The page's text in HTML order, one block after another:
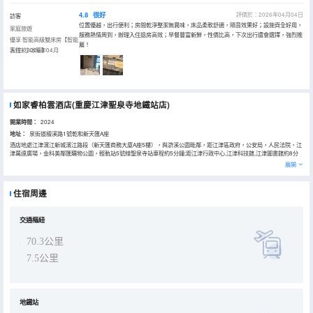
訪客
家庭旅遊
優享·智能高級雙床房【智能
客控+小冰箱】
入住於2026年04月
4.8 很好
評價於：2026年04月04日
位置優越，出行便利；房間乾淨整潔無異味，床品柔軟舒適，隔音效果好；設施齊全好用，
服務熱情周到，辦理入住退房高效；早餐豐富新鮮，性價比高，下次出行還會選擇，強烈推
薦！
如家睿柏雲酒店(重慶江津聖泉寺地鐵站店)
開業時間： 2024
地址：
泉街道檀溪路1號乾和新天匯A座
酒店地處江津濱江新城濱江路段（新天匯商務大廈A座5樓），與滸溪公園毗鄰，距江津區政府，公安局，人民法院，江
津萬達廣場，金科美鄰匯購物公園，輕軌站5號線聖泉寺站車程約5分鐘;距江津行政中心,江津科技館,江津圖書館約8分
鐘車程，距離江津主城約3分鐘車程，距離雙福，德感、西彭工業園區均在20分鐘範圍內。地理位置優越，交通方便，
酒店秉承顧客至上，以人為本的服務理念。酒店更有行李寄存，叫醒服務，有免費洗衣房服務、自助早餐廳、室內免費
展開
住宿周邊
交通樞紐
70.3公里
7.5公里
地鐵站